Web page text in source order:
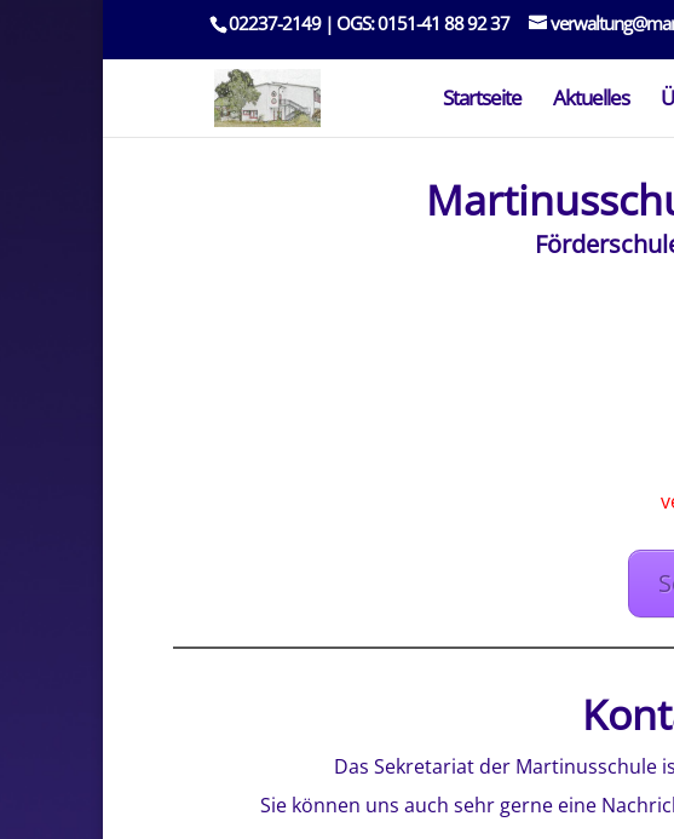
02237-2149 | OGS: 0151-41 88 92 37
Startseite Aktuelles
Das Sekretariat der Martinusschule
Sie können uns auch sehr gerne eine